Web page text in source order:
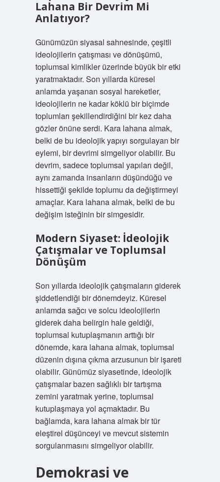
Lahana Bir Devrim Mi
Anlatıyor?
Günümüzün siyasal sahnesinde, çeşitli
ideolojilerin çatışması ve dönüşümü,
toplumsal kimlikler üzerinde büyük bir etki
yaratmaktadır. Son yıllarda küresel
anlamda yaşanan sosyal hareketler,
ideolojilerin ne kadar köklü bir biçimde
toplumları şekillendirdiğini bir kez daha
gözler önüne serdi. Kara lahana almak,
belki de bu ideolojik yapıyı sorgulayan bir
eylemi, bir devrimi simgeliyor olabilir. Bu
devrim, sadece toplumsal yapıları değil,
aynı zamanda insanların düşündüğü ve
hissettiği şekilde toplumu da değiştirmeyi
amaçlar. Kara lahana almak, belki de bu
değişim isteğinin bir simgesidir.
Modern Siyaset: İdeolojik
Çatışmalar ve Toplumsal
Dönüşüm
Son yıllarda ideolojik çatışmaların giderek
şiddetlendiği bir dönemdeyiz. Küresel
anlamda sağcı ve solcu ideolojilerin
giderek daha belirgin hale geldiği,
toplumsal kutuplaşmanın arttığı bir
dönemde, kara lahana almak, toplumsal
düzenin dışına çıkma arzusunun bir işareti
olabilir. Günümüz siyasetinde, ideolojik
çatışmalar bazen sağlıklı bir tartışma
zemini yaratmak yerine, toplumsal
kutuplaşmaya yol açmaktadır. Bu
bağlamda, kara lahana almak bir tür
eleştirel düşünceyi ve mevcut sistemin
sorgulanmasını simgeliyor olabilir.
Demokrasi ve